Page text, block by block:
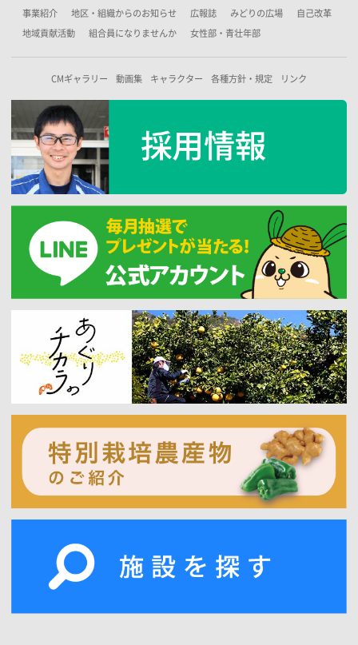
事業紹介 地区・組織からのお知らせ 広報誌 みどりの広場 自己改革
地域貢献活動 組合員になりませんか 女性部・青壮年部
CMギャラリー 動画集 キャラクター 各種方針・規定 リンク